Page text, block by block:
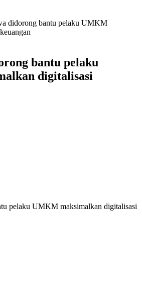
didorong bantu pelaku UMKM
bantu pelaku
digitalisasi
pelaku UMKM maksimalkan digitalisasi